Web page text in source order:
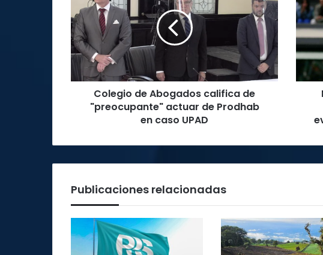
Abogados
califica
de
"preocupante"
actuar
Prodhab
Colegio de Abogados califica de
"preocupante" actuar de Prodhab
en caso UPAD
dio
por
covid-
19
torneo
sin
Publicaciones relacionadas